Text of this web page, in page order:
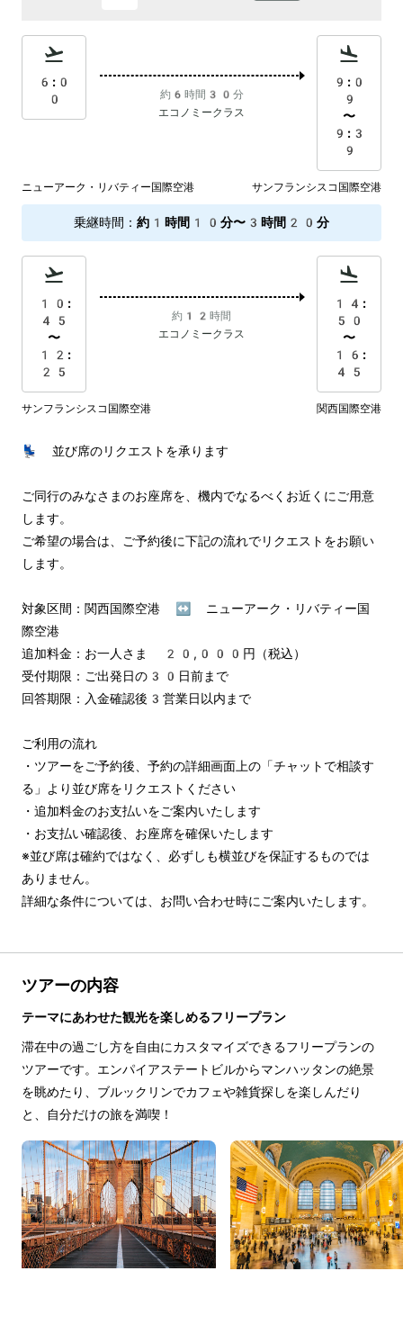
6:0
0
約6時間30分
エコノミークラス
9:0
9
〜
9:3
9
ニューアーク・リバティー国際空港 サンフランシスコ国際空港
乗継時間 ： 約1時間10分〜3時間20分
10:
45
〜
12:
25
約12時間
エコノミークラス
14:
50
〜
16:
45
サンフランシスコ国際空港 関西国際空港
💺 並び席のリクエストを承ります
ご同行のみなさまのお座席を、機内でなるべくお近くにご用意
します。
ご希望の場合は、ご予約後に下記の流れでリクエストをお願い
します。
対象区間：関西国際空港 ↔︎ ニューアーク・リバティー国
際空港
追加料金：お一人さま 20,000円（税込）
受付期限：ご出発日の30日前まで
回答期限：入金確認後3営業日以内まで
ご利用の流れ
・ツアーをご予約後、予約の詳細画面上の「チャットで相談す
る」より並び席をリクエストください
・追加料金のお支払いをご案内いたします
・お支払い確認後、お座席を確保いたします
※並び席は確約ではなく、必ずしも横並びを保証するものでは
ありません。
詳細な条件については、お問い合わせ時にご案内いたします。
ツアーの内容
テーマにあわせた観光を楽しめるフリープラン
滞在中の過ごし方を自由にカスタマイズできるフリープランの
ツアーです。エンパイアステートビルからマンハッタンの絶景
を眺めたり、ブルックリンでカフェや雑貨探しを楽しんだり
と、自分だけの旅を満喫！